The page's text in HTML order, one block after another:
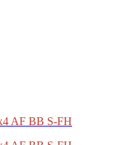
AF BB S-FH